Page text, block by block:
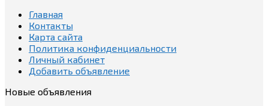
Главная
Контакты
Карта сайта
Политика конфиденциальности
Личный кабинет
Добавить объявление
Новые объявления